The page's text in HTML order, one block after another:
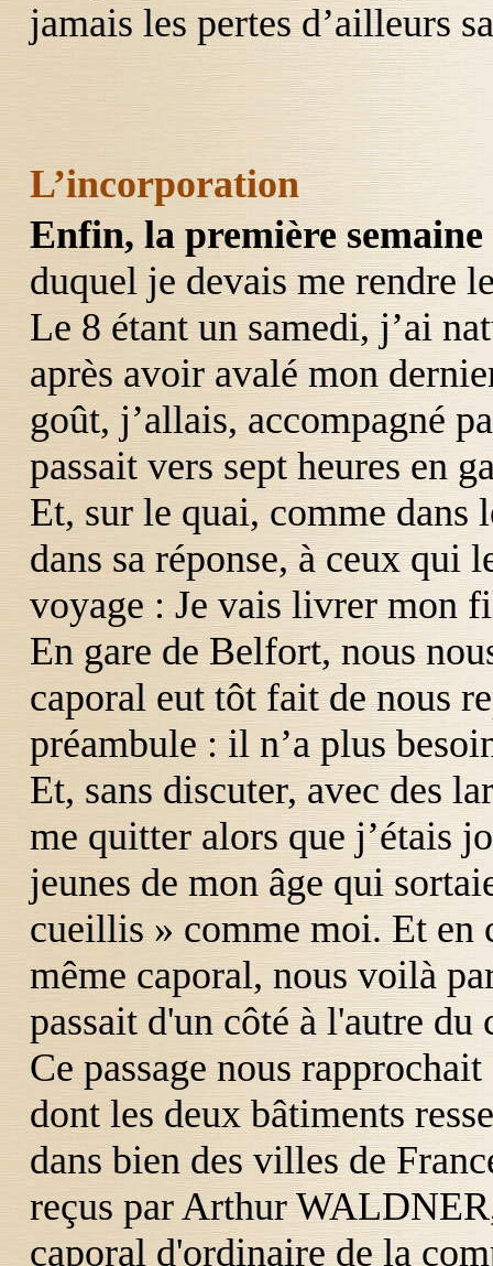
jamais les pertes d’ailleurs
L’incorporation
Enfin, la première
duquel je devais me rendre
Le 8 étant un samedi, j’ai
après avoir avalé mon
goût, j’allais, accompagné
passait vers sept heures en
Et, sur le quai, comme
dans sa réponse, à ceux qui
voyage : Je vais livrer mon
En gare de Belfort, nous
caporal eut tôt fait de nous
préambule : il n’a plus
Et, sans discuter, avec des
me quitter alors que j’étais
jeunes de mon âge qui
cueillis » comme moi. Et en
même caporal, nous voilà
passait d'un côté à l'autre du
Ce passage nous
dont les deux bâtiments
dans bien des villes de
reçus par ArthurWALDNER
caporal d'ordinaire de la